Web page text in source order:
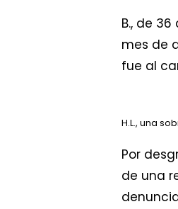
B., de
mes de
fue al
H.L., una
Por
de una